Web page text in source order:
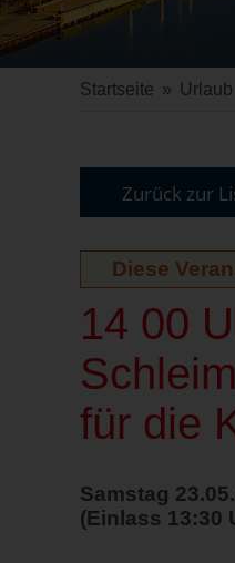
Startseite »
Zurück zur
Diese
14 00
für die
Samstag
(Einlass 13:30